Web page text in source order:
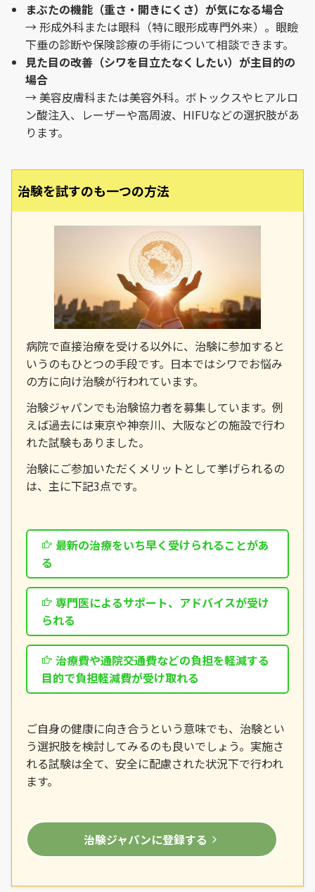
まぶたの機能（重さ・開きにくさ）が気になる場合
→ 形成外科または眼科（特に眼形成専門外来）。眼瞼
下垂の診断や保険診療の手術について相談できます。
見た目の改善（シワを目立たなくしたい）が主目的の
場合
→ 美容皮膚科または美容外科。ボトックスやヒアルロ
ン酸注入、レーザーや高周波、HIFUなどの選択肢があ
ります。
治験を試すのも一つの方法
病院で直接治療を受ける以外に、治験に参加すると
いうのもひとつの手段です。日本ではシワでお悩み
の方に向け治験が行われています。
治験ジャパンでも治験協力者を募集しています。例
えば過去には東京や神奈川、大阪などの施設で行わ
れた試験もありました。
治験にご参加いただくメリットとして挙げられるの
は、主に下記3点です。
最新の治療をいち早く受けられることがあ
る
専門医によるサポート、アドバイスが受け
られる
治療費や通院交通費などの負担を軽減する
目的で負担軽減費が受け取れる
ご自身の健康に向き合うという意味でも、治験とい
う選択肢を検討してみるのも良いでしょう。実施さ
れる試験は全て、安全に配慮された状況下で行われ
ます。
治験ジャパンに登録する